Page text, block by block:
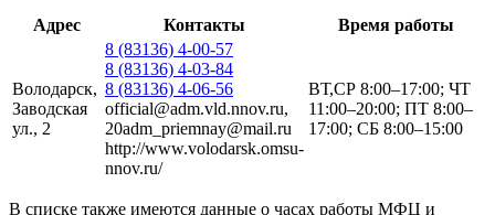
Адрес Контакты Время работы
Володарск,
Заводская
ул., 2
8 (83136) 4-00-57
8 (83136) 4-03-84
8 (83136) 4-06-56
official@adm.vld.nnov.ru,
20adm_priemnay@mail.ru
http://www.volodarsk.omsu-
nnov.ru/
ВТ,СР 8:00–17:00; ЧТ
11:00–20:00; ПТ 8:00–
17:00; СБ 8:00–15:00
В списке также имеются данные о часах работы МФЦ и